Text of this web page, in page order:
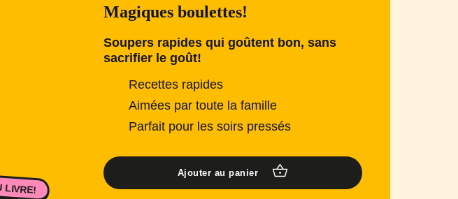
Magiques boulettes!
Soupers rapides qui goûtent bon, sans
sacrifier le goût!
Recettes rapides
Aimées par toute la famille
Parfait pour les soirs pressés
Ajouter au panier
LIVRE!